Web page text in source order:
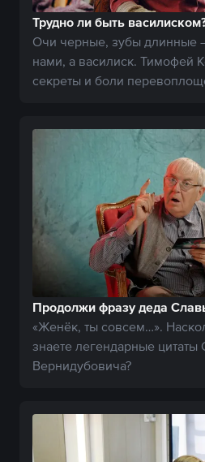
Трудно ли быть
Очи черные, зубы длинные
нами, а василиск. Тимофей
секреты и боли
Продолжи фразу деда
«Женёк, ты совсем…».
знаете легендарные цитаты
Вернидубовича?